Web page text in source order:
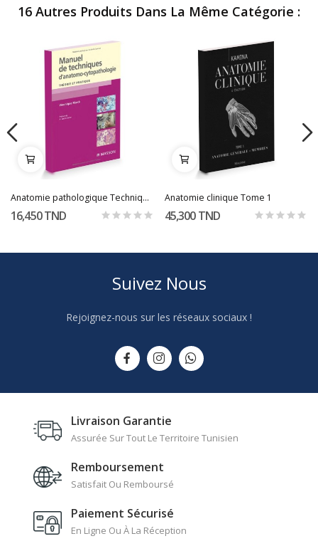
16 Autres Produits Dans La Même Catégorie :
Anatomie pathologique Techniques
16,450 TND
Anatomie clinique Tome 1
45,300 TND
Suivez Nous
Rejoignez-nous sur les réseaux sociaux !
Livraison Garantie
Assurée Sur Tout Le Territoire Tunisien
Remboursement
Satisfait Ou Remboursé
Paiement Sécurisé
En Ligne Ou À La Réception